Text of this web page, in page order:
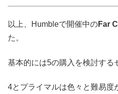
以上、Humbleで開催中のFar
た。
基本的には5の購入を検討する
4とプライマルは色々と難易度